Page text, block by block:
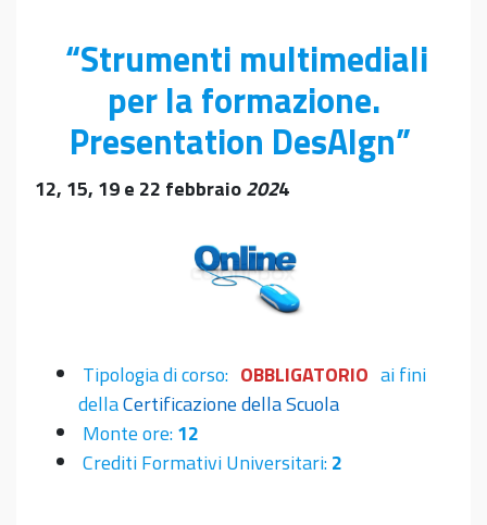
“Strumenti multimediali
per la formazione.
Presentation DesAIgn”
12, 15, 19 e 22 febbraio2024
Tipologia di corso: OBBLIGATORIO ai fini
dellaCertificazione della Scuola
Monte ore:12
Crediti Formativi Universitari:2